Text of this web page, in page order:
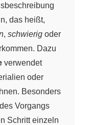
das heißt,
, schwierig oder
Dazu
verwendet
oder
Besonders
des Vorgangs
Schritt einzeln